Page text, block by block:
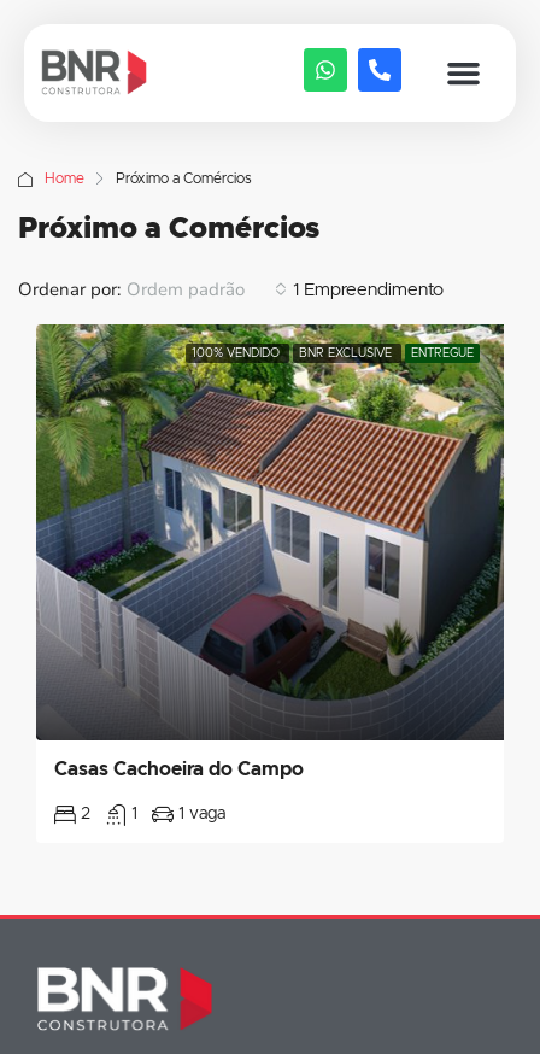
Home Próximo a Comércios
Próximo a Comércios
1 Empreendimento
Ordenar por: Ordem padrão
100% VENDIDO BNR EXCLUSIVE ENTREGUE
Casas Cachoeira do Campo
2 1 1 vaga